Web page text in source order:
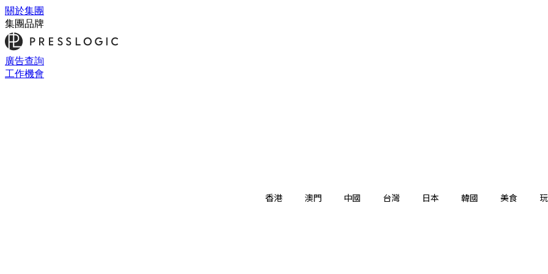
關於集團
集團品牌
廣告查詢
工作機會
香港 澳門 中國 台灣 日本 韓國 美食